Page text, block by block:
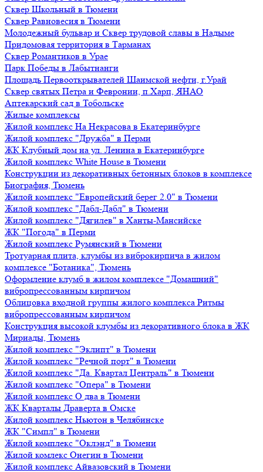
Сквер Школьный в Тюмени
Сквер Равновесия в Тюмени
Молодежный бульвар и Сквер трудовой славы в Надыме
Придомовая территория в Тарманах
Сквер Романтиков в Урае
Парк Победы в Лабытнанги
Площадь Первооткрывателей Шаимской нефти, г.Урай
Сквер святых Петра и Февронии, п.Харп, ЯНАО
Аптекарский сад в Тобольске
Жилые комплексы
Жилой комплекс На Некрасова в Екатеринбурге
Жилой комплекс "Дружба" в Перми
ЖК Клубный дом на ул. Ленина в Екатеринбурге
Жилой комплекс White House в Тюмени
Конструкции из декоративных бетонных блоков в комплексе
Биография, Тюмень
Жилой комплекс "Европейский берег 2.0" в Тюмени
Жилой комплекс "Дабл-Дабл" в Тюмени
Жилой комплекс "Дягилев" в Ханты-Мансийске
ЖК "Погода" в Перми
Жилой комплекс Румянский в Тюмени
Тротуарная плита, клумбы из виброкирпича в жилом
комплексе "Ботаника", Тюмень
Оформление клумб в жилом комплексе "Домашний"
вибропрессованным кирпичом
Облицовка входной группы жилого комплекса Ритмы
вибропрессованным кирпичом
Конструкция высокой клумбы из декоративного блока в ЖК
Мириады, Тюмень
Жилой комплекс "Эклипт" в Тюмени
Жилой комплекс "Речной порт" в Тюмени
Жилой комплекс "Да. Квартал Централь" в Тюмени
Жилой комплекс "Опера" в Тюмени
Жилой комплекс О два в Тюмени
ЖК Кварталы Драверта в Омске
Жилой комплекс Ньютон в Челябинске
ЖК "Симпл" в Тюмени
Жилой комплекс "Оклэнд" в Тюмени
Жилой комлекс Онегин в Тюмени
Жилой комплекс Айвазовский в Тюмени